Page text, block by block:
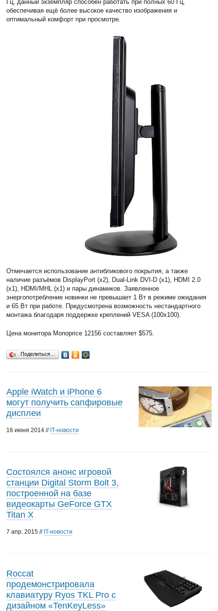
Гц, данный экземпляр способен работать при полных 60 Гц,
обеспечивая ещё более высокое качество изображения и
оптимальный комфорт при просмотре.
Отмечается использование антибликового покрытия, а также
наличие разъёмов DisplayPort (x2), Dual-Link DVI-D (x1), HDMI 2.0
(x1), HDMI/MHL (x1) и пары динамиков. Заявленное
энергопотребление новинки не превышает 1 Вт в режиме ожидания
и 65 Вт при работе. Предусмотрена возможность нестандартного
монтажа благодаря поддержке креплений VESA (100x100).
Цена монитора Monoprice 12156 составляет $575.
Поделиться…
Apple iWatch и iPhone 6
могут получить сапфировые
дисплеи
16 июня 2014 // IT-новости
Состоялся анонс игровой
станции Digital Storm Bolt 3,
построенной на базе
видеокарты GeForce GTX
Titan X
7 апр. 2015 // IT-новости
Roccat
продемонстрировала
клавиатуру Ryos TKL Pro с
дизайном «TenKeyLess»